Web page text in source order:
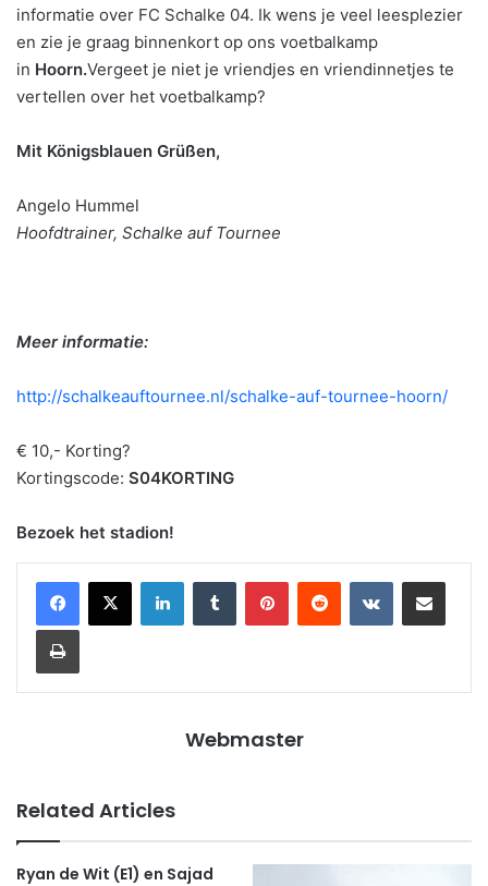
informatie over FC Schalke 04. Ik wens je veel leesplezier
en zie je graag binnenkort op ons voetbalkamp
in Hoorn.Vergeet je niet je vriendjes en vriendinnetjes te
vertellen over het voetbalkamp?
Mit Königsblauen Grüßen,
Angelo Hummel
Hoofdtrainer, Schalke auf Tournee
Meer informatie:
http://schalkeauftournee.nl/schalke-auf-tournee-hoorn/
€ 10,- Korting?
Kortingscode: S04KORTING
Bezoek het stadion!
LinkedInTumblr PinterestReddit VKontakteShare via Email
Print
Webmaster
Related Articles
Ryan de Wit (E1) en Sajad